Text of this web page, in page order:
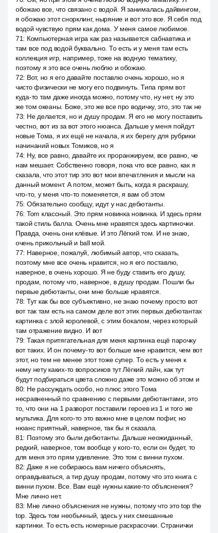
обожаю все, что связано с водой. Я занималась дайвингом,
я обожаю этот снорклинг, ныряние и вот это все. Я себя под
водой чувствую прям как дома. У меня самое любимое.
71: Компьютерная игра как раз называется сабнавтика и
там все под водой буквально. То есть и у меня там есть
коллекция игр, например, тоже на водную тематику,
поэтому я это все очень люблю и обожаю.
72: Вот, но я его давайте поставлю очень хорошо, но я
чисто физически не могу его подвинуть. Типа прям вот
куда-то там даже иногда можно, потому что, ну нет, ну это
же том океаны. Боже, это же все про водичку, это, это так не
73: Не делается, но и душу продам. Я его не могу поставить
честно, вот из за вот этого нюанса. Дальше у меня пойдут
новые Тома, я их ещё не начала, я их берегу для рубрики
начинаний новых Томиков, но я
74: Ну, все равно, давайте их проранжируем, все равно, че
нам мешает. Собственно говоря, пока что все равно, как я
сказала, что этот тир это вот мои впечатления и мысли на
данный момент. А потом, может быть, когда я раскрашу,
что-то, у меня что-то поменяется, я вам об этом
75: Обязательно сообщу, идут у нас дебютанты.
76: Tom классный. Это прям новинка новинка. И здесь прям
такой стиль балла. Очень мне нравятся здесь картиночки.
Правда, очень они клёвые. И это Лёгкий том. И не знаю,
очень прикольный и ball мой.
77: Наверное, пожалуй, любимый автор, что сказать,
поэтому мне все очень нравится, но я его поставлю,
наверное, в очень хорошо. Я не буду ставить его душу,
продам, потому что, наверное, в душу продам. Пошли бы
первые дебютанты, они мне больше нравятся.
78: Тут как бы все субъективно, не знаю почему просто вот
вот так там есть на самом деле вот этих первых дебютантах
картинка с злой королевой, с этим бокалом, через который
там отражение видно. И вот
79: Такая притягательная для меня картинка ещё парочку
вот таких. И он почему-то вот больше мне нравится, чем вот
этот, но тем не менее этот тоже супер. То есть у меня к
нему нету каких-то вопросиков тут Лёгкий лайн, как тут
будут подбираться цвета сложно даже это можно об этом и
80: Не рассуждать особо, но плюс этого Тома
несравненный по сравнению с первыми дебютантами, это
то, что они на 1 разворот поставили героев из 1 и того же
мультика. Для кого-то это важно мне в целом пофиг, но
нюанс приятный, наверное, так бы я сказала.
81: Поэтому это были дебютанты. Дальше неожиданный,
редкий, наверное, том вообще у кого-то, если он будет, то
для меня это прям удивление. Это том с винни пухом.
82: Даже я не собираюсь вам ничего объяснять,
оправдываться, а тир душу продам, потому что это книга с
винни пухом. Все. Вам ещё нужны какие-то объяснения?
Мне лично нет.
83: Мне лично объяснения не нужны, потому что это top the
top. Здесь том необычный, здесь у них смешанные
картинки. То есть есть номерные раскрасочки. Странички